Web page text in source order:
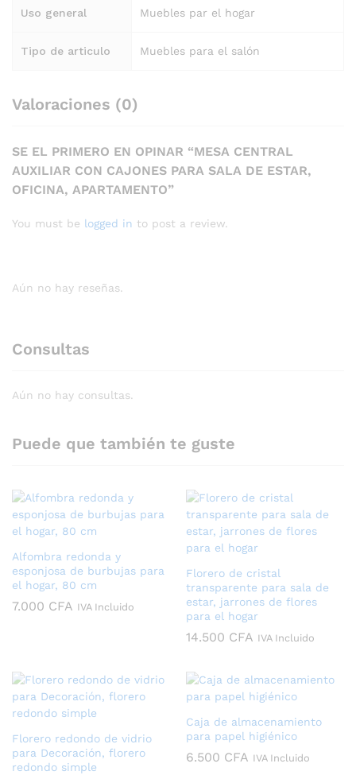
Uso general Muebles par el hogar
Tipo de articulo Muebles para el salón
Valoraciones (0)
SE EL PRIMERO EN OPINAR “MESA CENTRAL
AUXILIAR CON CAJONES PARA SALA DE ESTAR,
OFICINA, APARTAMENTO”
You must be logged in to post a review.
Aún no hay reseñas.
Consultas
Aún no hay consultas.
Puede que también te guste
Alfombra redonda y
esponjosa de burbujas para
el hogar, 80 cm
7.000 CFA IVA Incluido
Florero de cristal
transparente para sala de
estar, jarrones de flores
para el hogar
14.500 CFA IVA Incluido
Florero redondo de vidrio
para Decoración, florero
redondo simple
Caja de almacenamiento
para papel higiénico
6.500 CFA IVA Incluido